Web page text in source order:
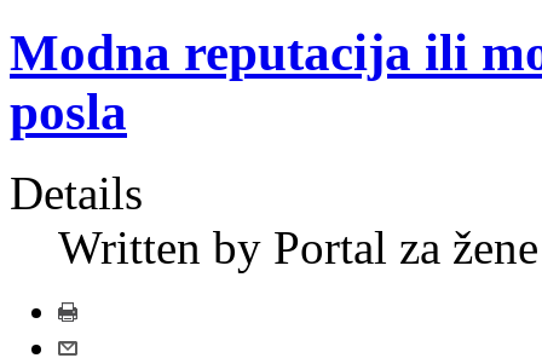
Modna reputacija ili
posla
Details
Written by Portal za žene